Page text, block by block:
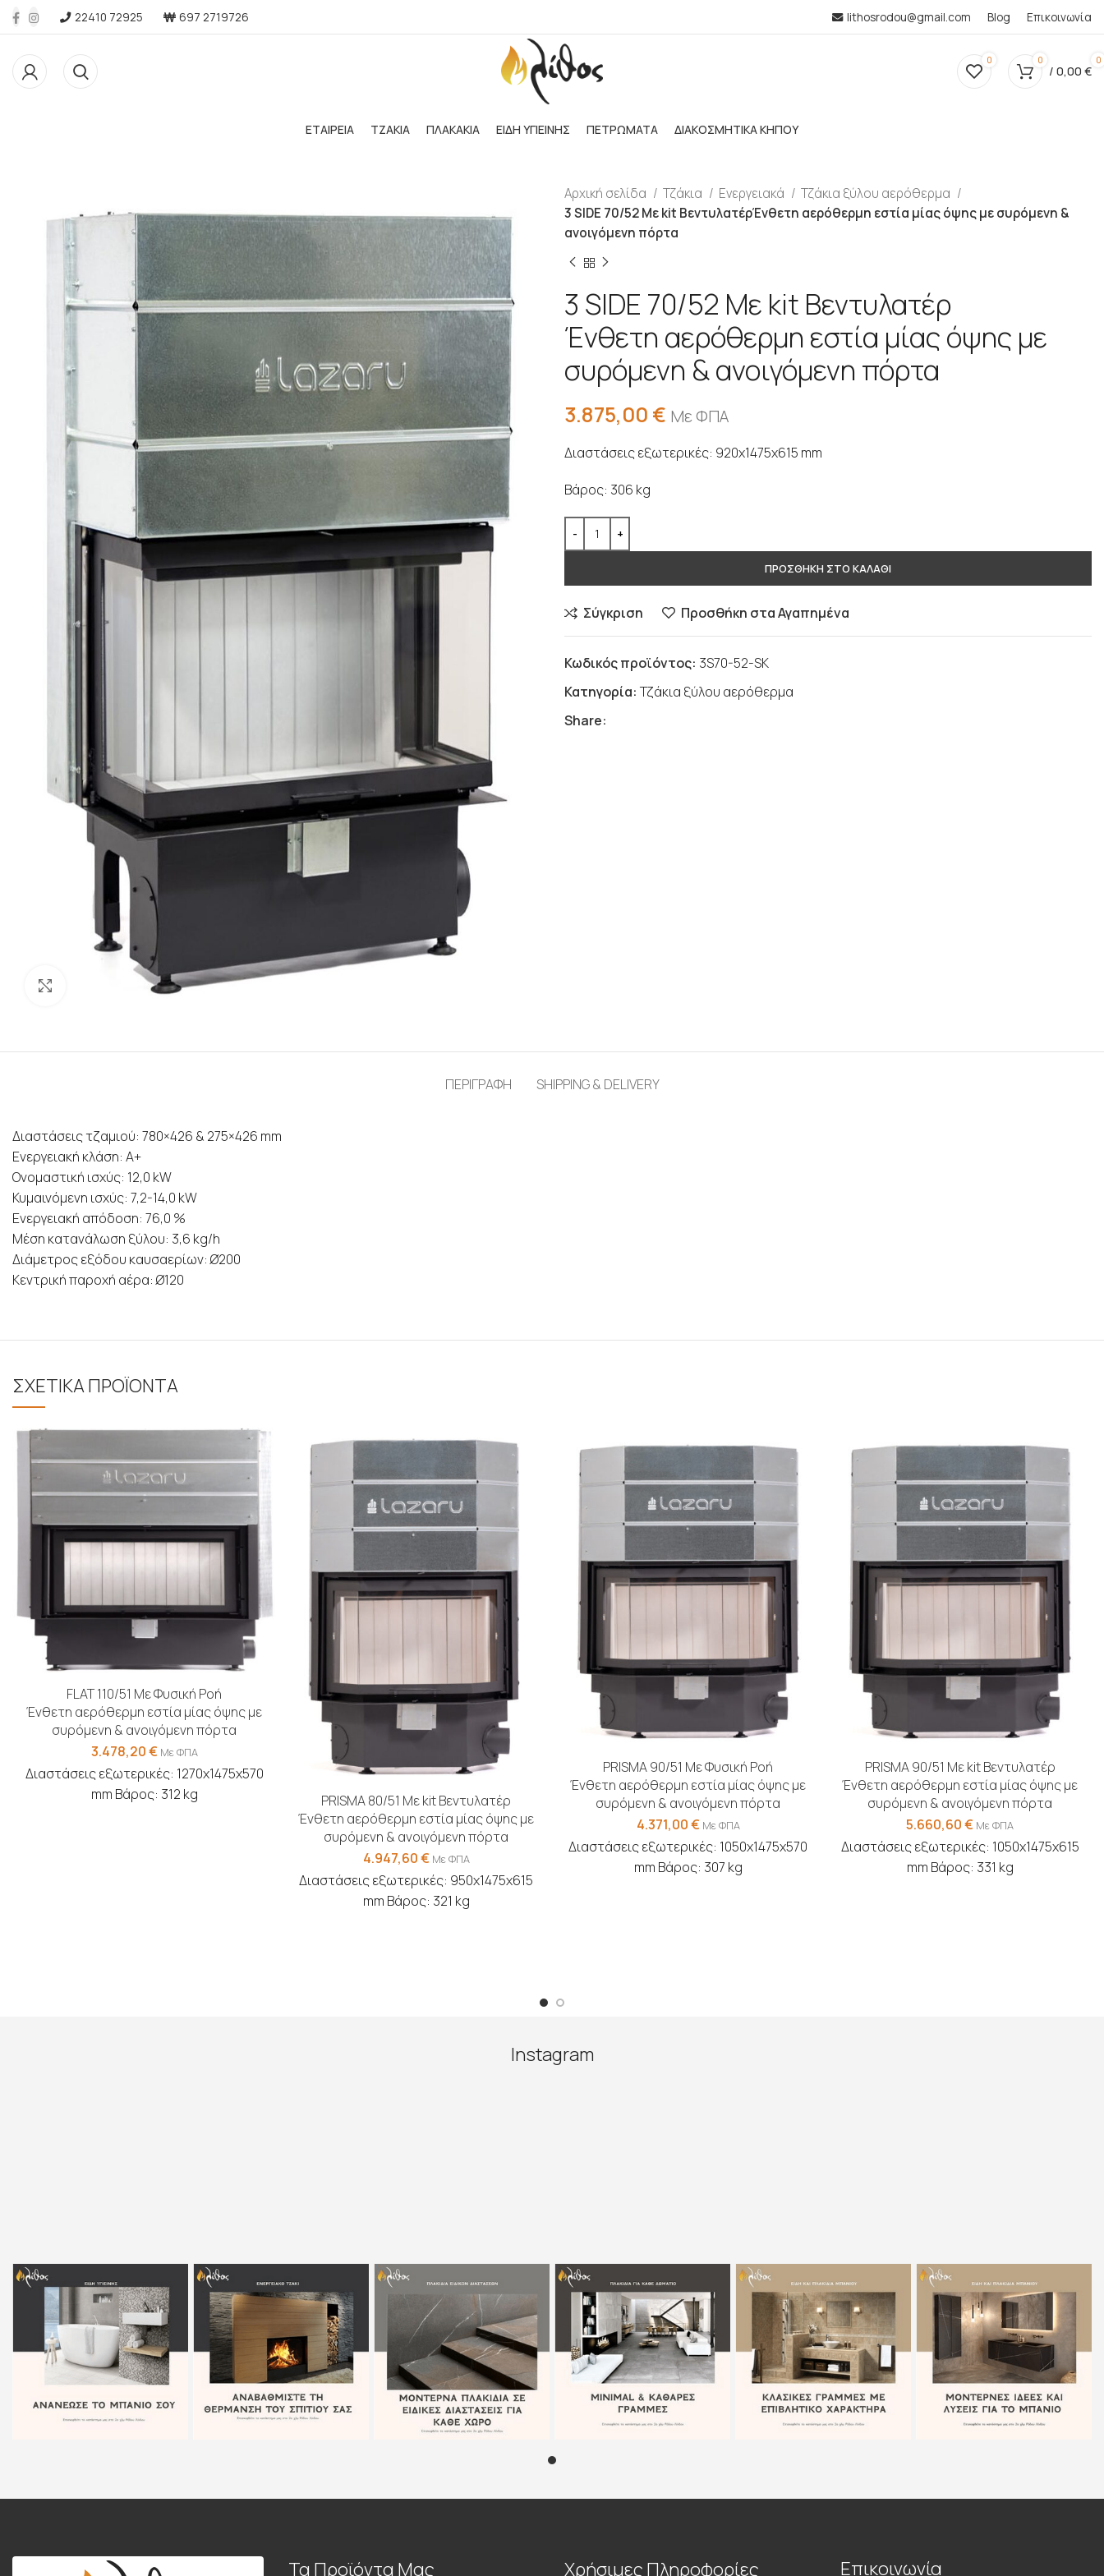
22410 72925 697 2719726 lithosrodou@gmail.com Blog Επικοινωνία
0 0 0
/ 0,00 €
ΕΤΑΙΡΕΙΑ ΤΖΑΚΙΑ ΠΛΑΚΑΚΙΑ ΕΙΔΗ ΥΓΙΕΙΝΗΣ ΠΕΤΡΩΜΑΤΑ ΔΙΑΚΟΣΜΗΤΙΚΑ ΚΗΠΟΥ
Αρχική σελίδα Τζάκια Ενεργειακά
Τζάκια ξύλου αερόθερμα
3 SIDE 70/52 Με kit ΒεντυλατέρΈνθετη αερόθερμη εστία μίας όψης με συρόμενη &
ανοιγόμενη πόρτα
3 SIDE 70/52 Με kit Βεντυλατέρ
Ένθετη αερόθερμη εστία μίας όψης με
συρόμενη & ανοιγόμενη πόρτα
3.875,00 € Με ΦΠΑ
Διαστάσεις εξωτερικές: 920x1475x615 mm
Βάρος: 306 kg
ΠΡΟΣΘΗΚΗ ΣΤΟ ΚΑΛΑΘΙ
Σύγκριση Προσθήκη στα Αγαπημένα
Κωδικός προϊόντος: 3S70-52-SK
Κατηγορία: Τζάκια ξύλου αερόθερμα
Share:
ΠΕΡΙΓΡΑΦΗ SHIPPING & DELIVERY
Διαστάσεις τζαμιού: 780×426 & 275×426 mm
Ενεργειακή κλάση: Α+
Ονομαστική ισχύς: 12,0 kW
Κυμαινόμενη ισχύς: 7,2-14,0 kW
Ενεργειακή απόδοση: 76,0 %
Μέση κατανάλωση ξύλου: 3,6 kg/h
Διάμετρος εξόδου καυσαερίων: Ø200
Κεντρική παροχή αέρα: Ø120
ΣΧΕΤΙΚΑ ΠΡΟΪΟΝΤΑ
FLAT 110/51 Με Φυσική Ροή
Ένθετη αερόθερμη εστία μίας όψης με
συρόμενη & ανοιγόμενη πόρτα
3.478,20€ Με ΦΠΑ
Διαστάσεις εξωτερικές: 1270x1475x570
mm Βάρος: 312 kg
PRISMA 80/51 Με kit Βεντυλατέρ
Ένθετη αερόθερμη εστία μίας όψης με
συρόμενη & ανοιγόμενη πόρτα
4.947,60€ Με ΦΠΑ
Διαστάσεις εξωτερικές: 950x1475x615
mm Βάρος: 321 kg
PRISMA 90/51 Με Φυσική Ροή
Ένθετη αερόθερμη εστία μίας όψης με
συρόμενη & ανοιγόμενη πόρτα
4.371,00€ Με ΦΠΑ
Διαστάσεις εξωτερικές: 1050x1475x570
mm Βάρος: 307 kg
PRISMA 90/51 Με kit Βεντυλατέρ
Ένθετη αερόθερμη εστία μίας όψης με
συρόμενη & ανοιγόμενη πόρτα
5.660,60€ Με ΦΠΑ
Διαστάσεις εξωτερικές: 1050x1475x615
mm Βάρος: 331 kg
Instagram
Τα Προϊόντα Μας Χρήσιμες Πληροφορίες Επικοινωνία